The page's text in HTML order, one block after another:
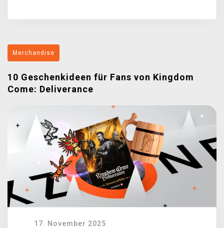
Merchandise
10 Geschenkideen für Fans von Kingdom
Come: Deliverance
17. November 2025